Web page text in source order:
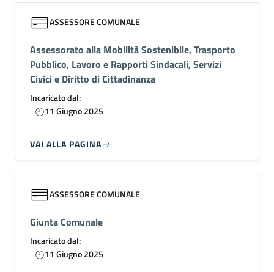
ASSESSORE COMUNALE
Assessorato alla Mobilità Sostenibile, Trasporto
Pubblico, Lavoro e Rapporti Sindacali, Servizi
Civici e Diritto di Cittadinanza
Incaricato dal:
11 Giugno 2025
VAI ALLA PAGINA
ASSESSORE COMUNALE
Giunta Comunale
Incaricato dal:
11 Giugno 2025